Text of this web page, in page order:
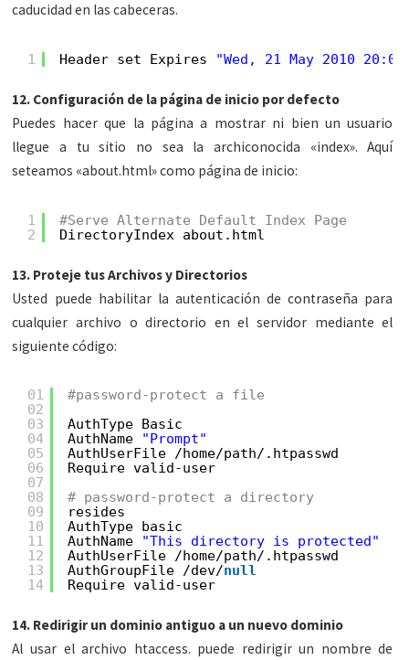
caducidad en las cabeceras.
1 Header set Expires "Wed, 21 May 2010
12. Configuración de la página de inicio por defecto
Puedes hacer que la página a mostrar ni bien un usuario
llegue a tu sitio no sea la archiconocida «index». Aquí
seteamos «about.html» como página de inicio:
1
2
#Serve Alternate Default Index Page
DirectoryIndex about.html
13. Proteje tus Archivos y Directorios
Usted puede habilitar la autenticación de contraseña para
cualquier archivo o directorio en el servidor mediante el
siguiente código:
01
02
03
04
05
06
07
08
09
10
11
12
13
14
#password-protect a file
AuthType Basic
AuthName
"Prompt"
AuthUserFile /home/path/.htpasswd
Require valid-user
# password-protect a directory
resides
AuthType basic
AuthName
"This directory is protected"
AuthUserFile /home/path/.htpasswd
AuthGroupFile /dev/null
Require valid-user
14. Redirigir un dominio antiguo a un nuevo dominio
Al usar el archivo htaccess. puede redirigir un nombre de